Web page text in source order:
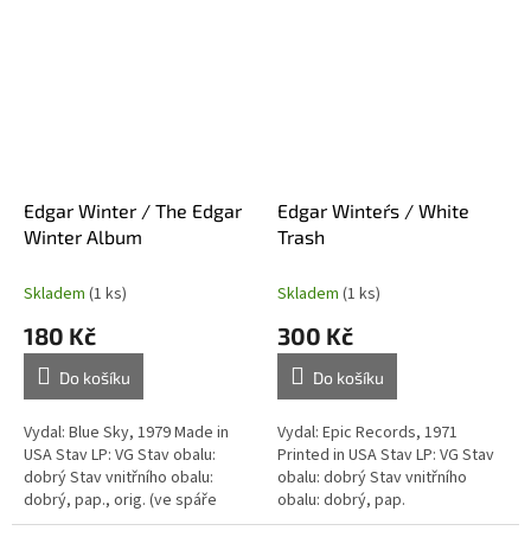
Edgar Winter / The Edgar
Winter Album
Skladem (1 ks)
180 Kč
Do košíku
Vydal: Blue Sky, 1979 Made in
USA Stav LP: VG Stav obalu:
dobrý Stav vnitřního obalu:
dobrý, pap., orig. (ve spáře
natržené)
Edgar Winter´s / White
Trash
Skladem (1 ks)
300 Kč
Do košíku
Vydal: Epic Records, 1971
Printed in USA Stav LP: VG Stav
obalu: dobrý Stav vnitřního
obalu: dobrý, pap.